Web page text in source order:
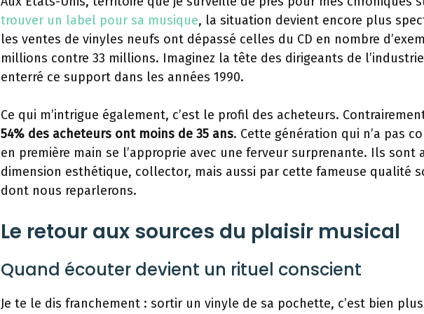
trouver un label pour sa musique, la situation devient encore plus
les ventes de vinyles neufs ont dépassé celles du CD en nombre
millions contre 33 millions. Imaginez la tête des dirigeants de
enterré ce support dans les années 1990.
Ce qui m’intrigue également, c’est le profil des acheteurs.
54% des acheteurs ont moins de 35 ans. Cette génération qui n’a pas
en première main se l’approprie avec une ferveur surprenante. Ils sont
dimension esthétique, collector, mais aussi par cette fameuse qualité
dont nous reparlerons.
Le retour aux sources du plaisir musical
Quand écouter devient un rituel conscient
Je te le dis franchement : sortir un vinyle de sa pochette, c’est bien